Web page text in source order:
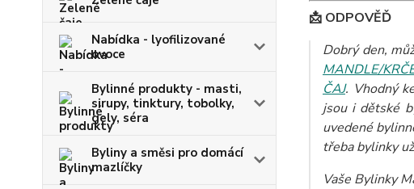
Nabídka - lyofilizované
ovoce
Bylinné produkty - masti,
sirupy, tinktury, tobolky,
gely, séra
Byliny a směsi pro domácí
mazlíčky
📩 ODPOVĚĎ
Dobrý den,
MANDLE/
ČAJ. Vhodný
jsou i dětské
uvedené
třeba bylinky
Vaše Bylinky